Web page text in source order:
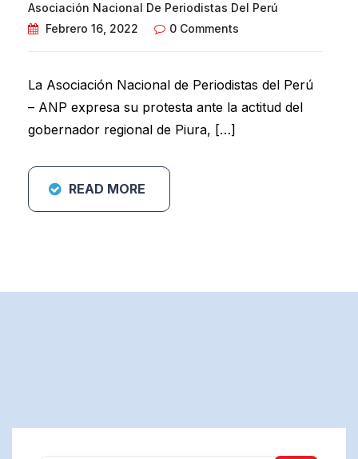
Asociación Nacional De Periodistas Del Perú
Febrero 16, 2022
0 Comments
La Asociación Nacional de Periodistas del Perú
– ANP expresa su protesta ante la actitud del
gobernador regional de Piura, […]
READ MORE